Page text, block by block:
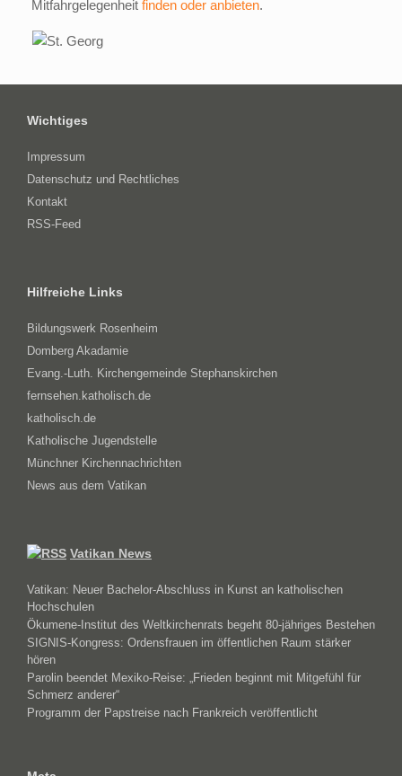
Mitfahrgelegenheit finden oder anbieten.
Wichtiges
Impressum
Datenschutz und Rechtliches
Kontakt
RSS-Feed
Hilfreiche Links
Bildungswerk Rosenheim
Domberg Akadamie
Evang.-Luth. Kirchengemeinde Stephanskirchen
fernsehen.katholisch.de
katholisch.de
Katholische Jugendstelle
Münchner Kirchennachrichten
News aus dem Vatikan
Vatikan News
Vatikan: Neuer Bachelor-Abschluss in Kunst an katholischen
Hochschulen
Ökumene-Institut des Weltkirchenrats begeht 80-jähriges Bestehen
SIGNIS-Kongress: Ordensfrauen im öffentlichen Raum stärker
hören
Parolin beendet Mexiko-Reise: „Frieden beginnt mit Mitgefühl für
Schmerz anderer“
Programm der Papstreise nach Frankreich veröffentlicht